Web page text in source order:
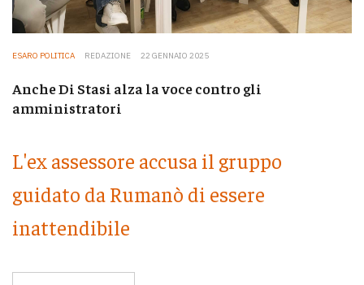
ESARO POLITICA REDAZIONE 22 GENNAIO 2025
Anche Di Stasi alza la voce contro gli
amministratori
L'ex assessore accusa il gruppo
guidato da Rumanò di essere
inattendibile